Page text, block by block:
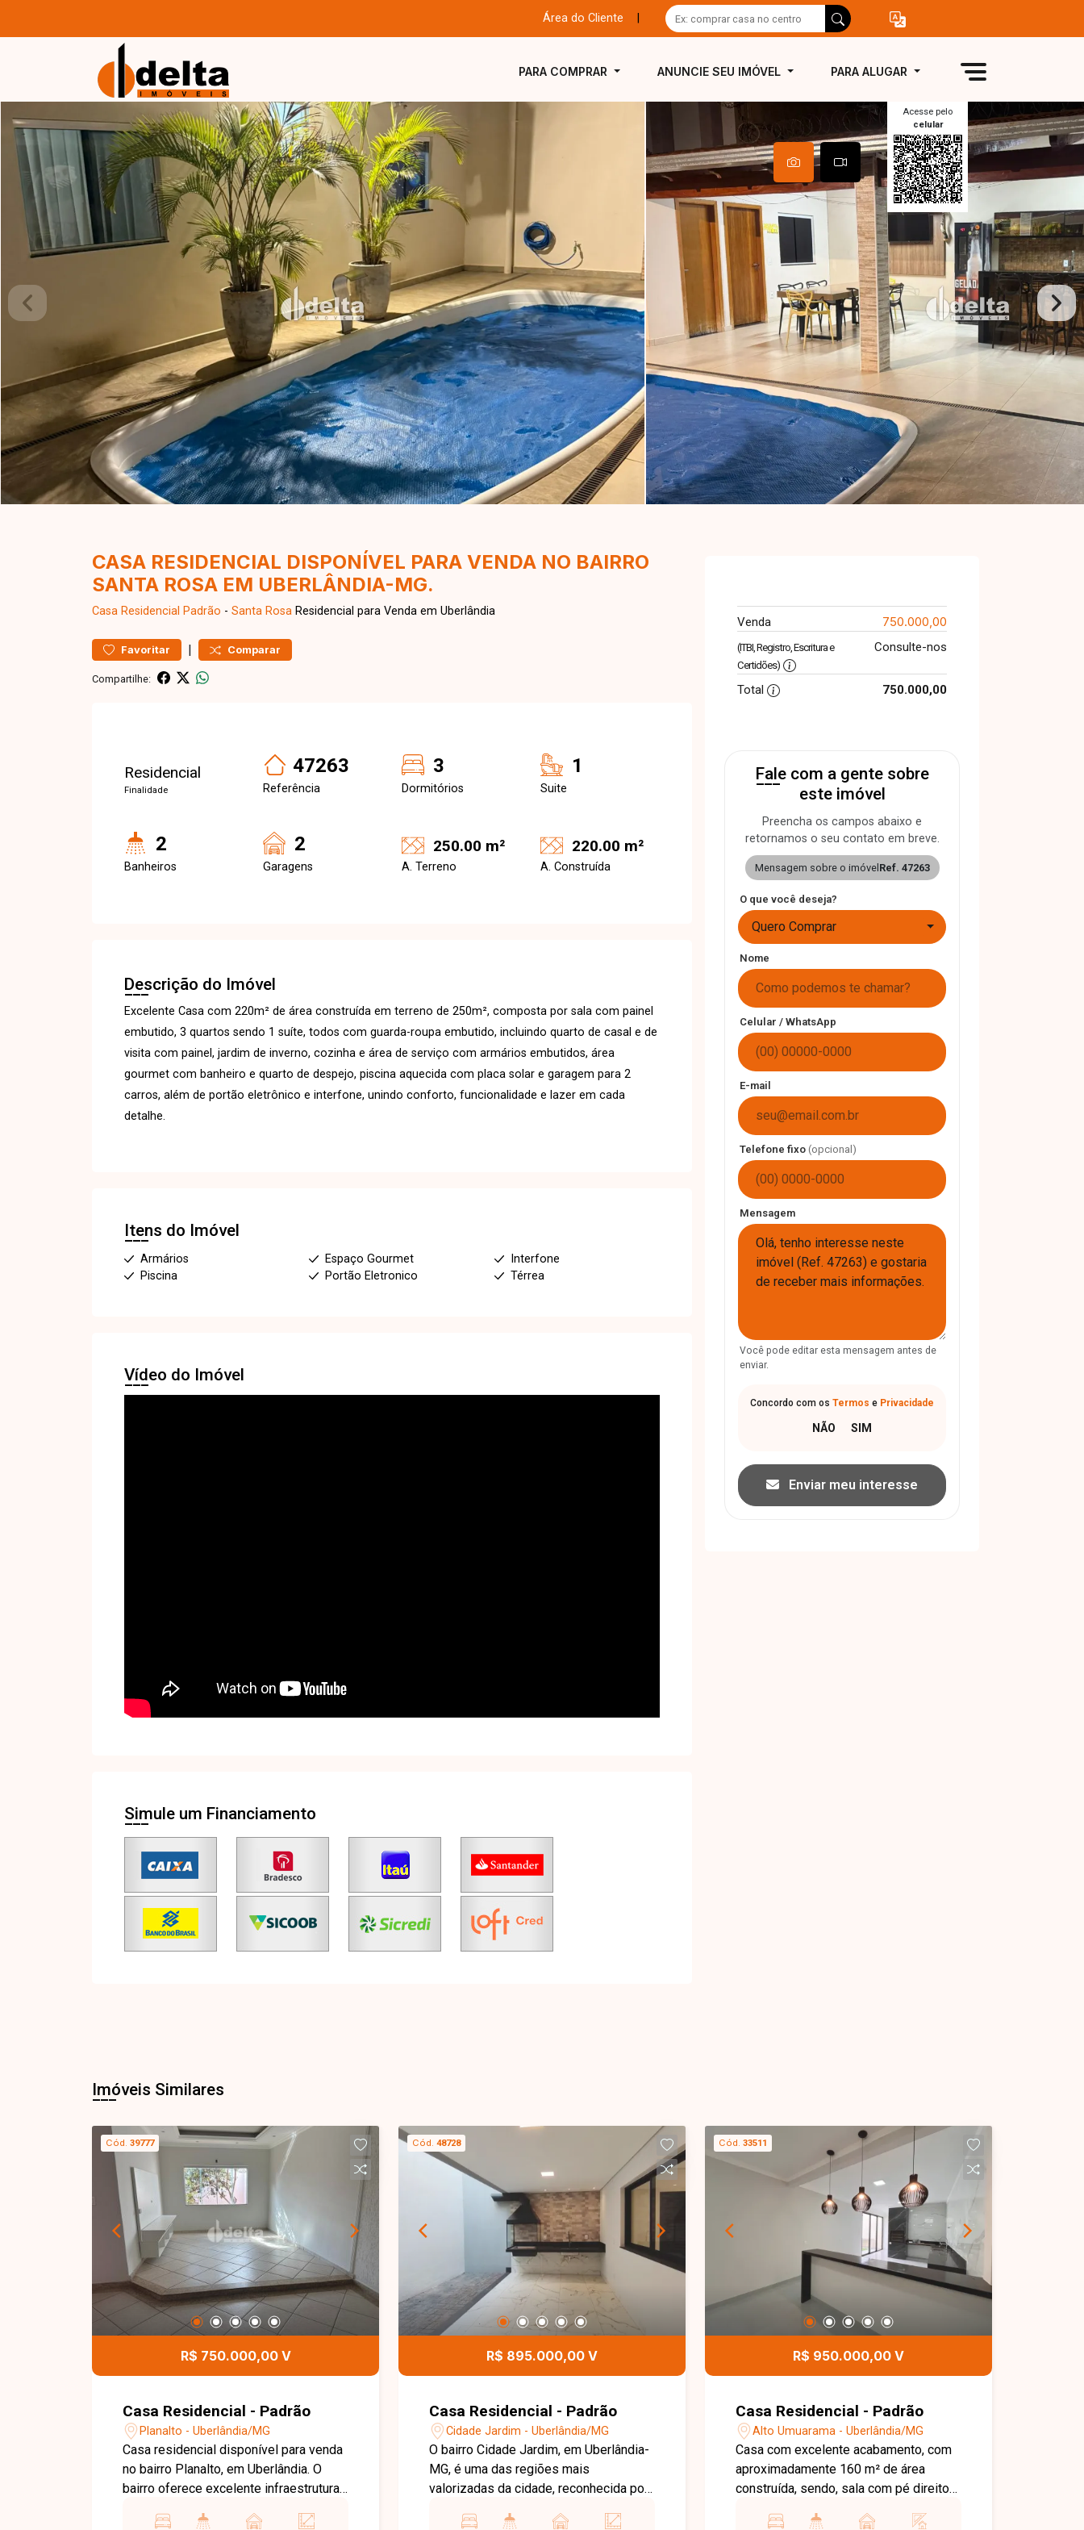
Área do Cliente
PARA COMPRAR ANUNCIE SEU IMÓVEL PARA ALUGAR
Acesse pelo
celular
CASA RESIDENCIAL DISPONÍVEL PARA VENDA NO BAIRRO
SANTA ROSA EM UBERLÂNDIA-MG.
Casa Residencial Padrão - Santa Rosa Residencial para Venda em Uberlândia
Favoritar | Comparar
Compartilhe:
Residencial
Finalidade
47263
Referência
3
Dormitórios
1
Suite
2
Banheiros
2
Garagens
250.00 m²
A. Terreno
220.00 m²
A. Construída
Descrição do Imóvel
Excelente Casa com 220m² de área construída em terreno de 250m², composta por sala com painel
embutido, 3 quartos sendo 1 suíte, todos com guarda-roupa embutido, incluindo quarto de casal e de
visita com painel, jardim de inverno, cozinha e área de serviço com armários embutidos, área
gourmet com banheiro e quarto de despejo, piscina aquecida com placa solar e garagem para 2
carros, além de portão eletrônico e interfone, unindo conforto, funcionalidade e lazer em cada
detalhe.
Itens do Imóvel
Armários Espaço Gourmet
Interfone
Piscina
Portão Eletronico Térrea
Vídeo do Imóvel
Simule um Financiamento
Venda 750.000,00
(ITBI, Registro, Escritura e
Certidões)
Consulte-nos
Total 750.000,00
Fale com a gente sobre
este imóvel
Preencha os campos abaixo e
retornamos o seu contato em breve.
Mensagem sobre o imóvel Ref. 47263
O que você deseja?
Quero Comprar
Nome
Celular / WhatsApp
E-mail
Telefone fixo (opcional)
Mensagem
Você pode editar esta mensagem antes de
enviar.
Concordo com os Termos e Privacidade
Enviar meu interesse
Imóveis Similares
Cód. 39777
R$ 750.000,00 V
Casa Residencial - Padrão
Planalto - Uberlândia/MG
Casa residencial disponível para venda
no bairro Planalto, em Uberlândia. O
bairro oferece excelente infraestrutura,
Cód. 48728
R$ 895.000,00 V
Casa Residencial - Padrão
Cidade Jardim - Uberlândia/MG
O bairro Cidade Jardim, em Uberlândia-
MG, é uma das regiões mais
valorizadas da cidade, reconhecida por
Cód. 33511
R$ 950.000,00 V
Casa Residencial - Padrão
Alto Umuarama - Uberlândia/MG
Casa com excelente acabamento, com
aproximadamente 160 m² de área
construída, sendo, sala com pé direito